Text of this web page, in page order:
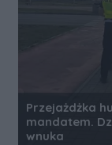
Przejażdżka
mandatem.
wnuka